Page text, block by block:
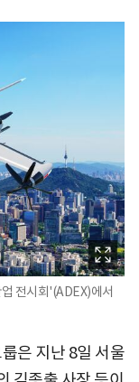
전시회'(ADEX)에서
은 지난 8일 서울